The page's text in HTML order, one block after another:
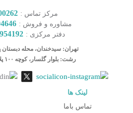
کارشناس مشاوره و فروش
جهت ارتباط در پیامرسان بله کلیک
مرکز تماس :
مشاوره و فروش :
دفتر مرکزی :
تهران: سیدخندان، محله دبستان پلاک ۷۴
رشت: بلوار گلسار، کوچه ۱۰۰ پلاک ۳۶ واحد ۲
لینک ها
تماس باما